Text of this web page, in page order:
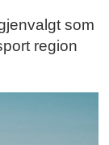
som
region